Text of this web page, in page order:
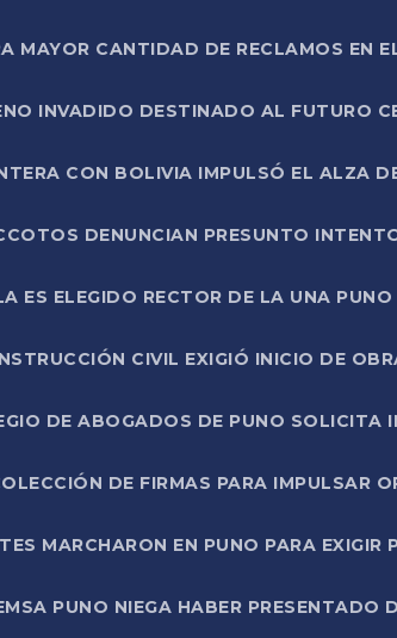
MAYOR CANTIDAD DE RECLAMOS EN
INVADIDO DESTINADO AL FUTURO
CON BOLIVIA IMPULSÓ EL ALZA
DENUNCIAN PRESUNTO
ES ELEGIDO RECTOR DE LA UNA
CIVIL EXIGIÓ INICIO DE
DE ABOGADOS DE PUNO SOLICITA
DE FIRMAS PARA IMPULSAR
MARCHARON EN PUNO PARA
PUNO NIEGA HABER